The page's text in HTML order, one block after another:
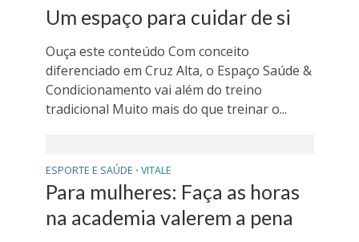
Um espaço para cuidar de si
Ouça este conteúdo Com conceito
diferenciado em Cruz Alta, o Espaço Saúde &
Condicionamento vai além do treino
tradicional Muito mais do que treinar o...
ESPORTE E SAÚDE • VITALE
Para mulheres: Faça as horas
na academia valerem a pena